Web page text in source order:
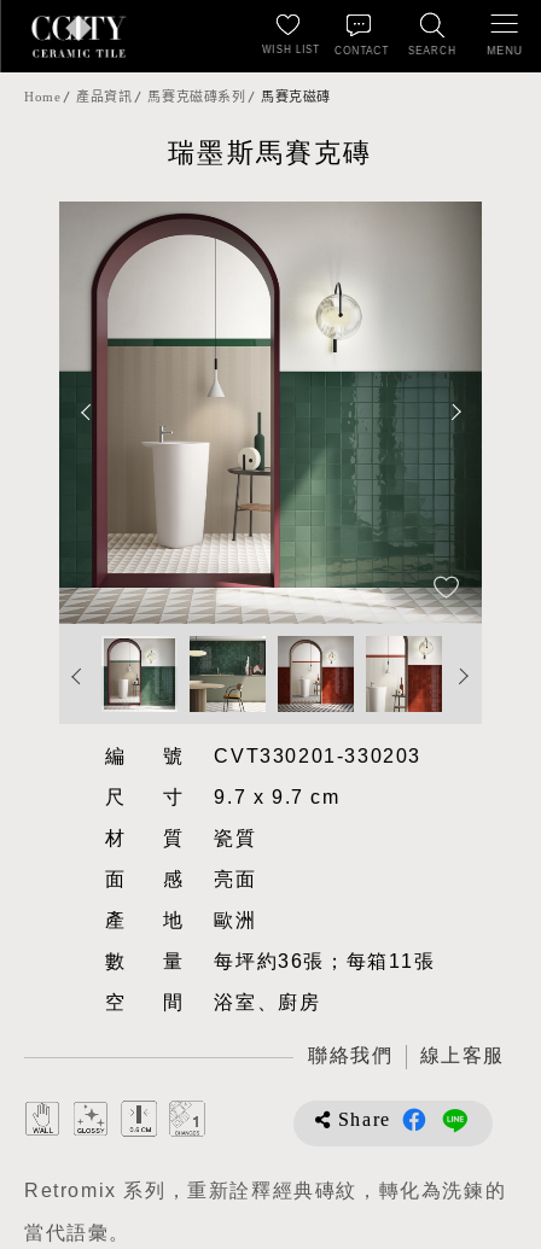
SEARCH
WISH LIST CONTACT MENU
Home 產品資訊 馬賽克磁磚系列 馬賽克磁磚
瑞墨斯馬賽克磚
編號CVT330201-330203
尺寸9.7 x 9.7 cm
材質瓷質
面感亮面
產地歐洲
數量每坪約36張；每箱11張
空間浴室、廚房
聯絡我們 線上客服
Share
Retromix 系列，重新詮釋經典磚紋，轉化為洗鍊的
當代語彙。